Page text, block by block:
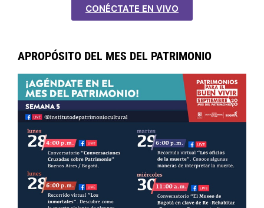
CONÉCTATE EN VIVO
APROPÓSITO DEL MES DEL PATRIMONIO